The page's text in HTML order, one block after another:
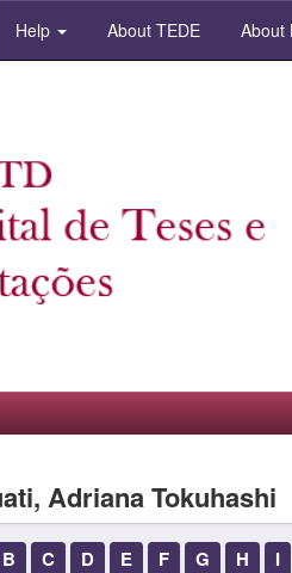
Help About TEDE About
Adriana Tokuhashi
B C D E F G H I